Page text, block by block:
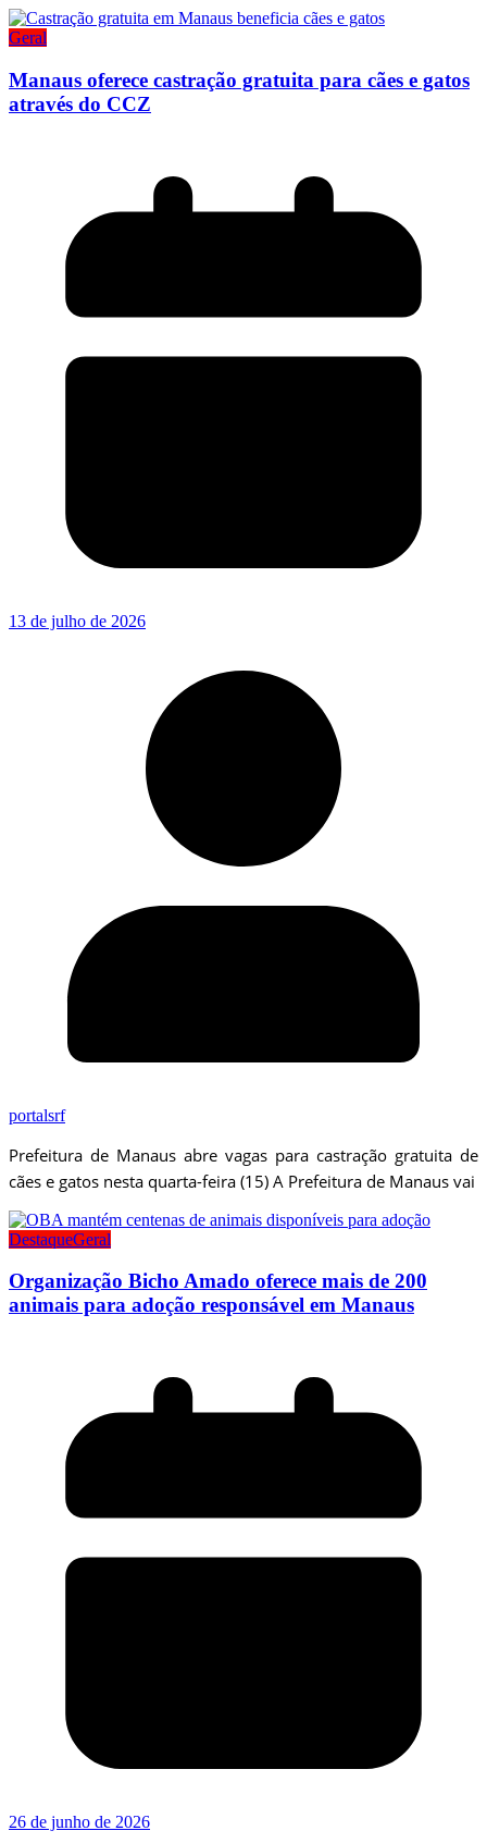
Geral
Manaus oferece castração gratuita para cães e gatos
através do CCZ
13 de julho de 2026
portalsrf
Prefeitura de Manaus abre vagas para castração gratuita de
cães e gatos nesta quarta-feira (15) A Prefeitura de Manaus vai
DestaqueGeral
Organização Bicho Amado oferece mais de 200
animais para adoção responsável em Manaus
26 de junho de 2026